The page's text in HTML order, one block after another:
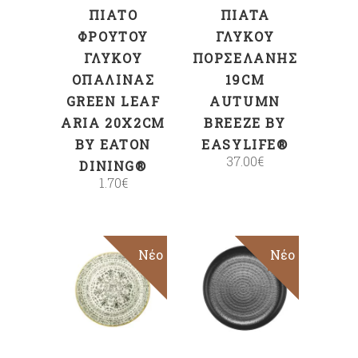
ΠΙΆΤΟ
ΦΡΟΎΤΟΥ
ΓΛΥΚΟΎ
ΟΠΑΛΊΝΑΣ
GREEN LEAF
ARIA 20X2CM
BY EATON
DINING®
1.70€
ΠΙΆΤΑ
ΓΛΥΚΟΎ
ΠΟΡΣΕΛΆΝΗΣ
19CM
AUTUMN
BREEZE BY
EASYLIFE®
37.00€
Νέο
ΠΡΟΣΘΉΚΗ
ΣΤΟ ΚΑΛΆΘΙ
Sale
Νέο
ΠΡΟΣΘΉΚΗ
ΣΤΟ ΚΑΛΆΘΙ